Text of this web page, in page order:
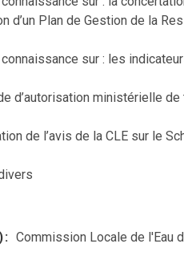
d’un Plan de Gestion de la
sur : les
d’autorisation ministérielle
de l’avis de la CLE sur le
Commission Locale de l'Eau